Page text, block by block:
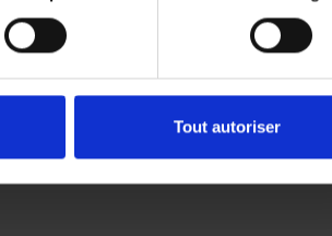
Tout autoriser
avant de vous engager.